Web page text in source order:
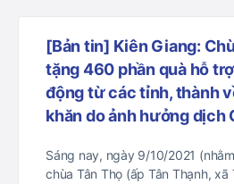
[Bản tin] Kiên Giang:
tặng 460 phần quà hỗ
động từ các tỉnh, thành
khăn do ảnh hưởng dịch
Sáng nay, ngày 9/10/2021
chùa Tân Thọ (ấp Tân Thạnh, xã